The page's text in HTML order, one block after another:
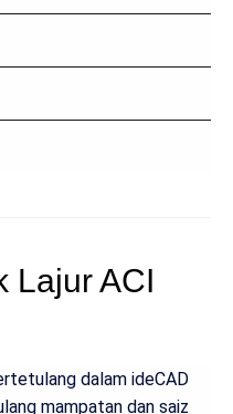
Lajur ACI
dalam ideCAD
mampatan dan saiz